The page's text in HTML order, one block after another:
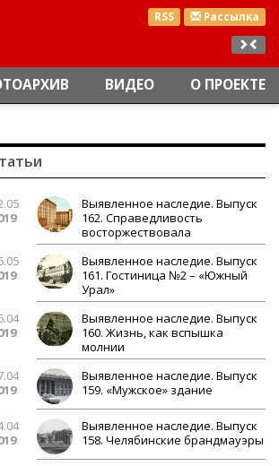
RSS Рассылка
ВИДЕО О ПРОЕКТЕ
Выявленное наследие. Выпуск
162. Справедливость
восторжествовала
Выявленное наследие. Выпуск
161. Гостиница №2 – «Южный
Урал»
Выявленное наследие. Выпуск
160. Жизнь, как вспышка
молнии
Выявленное наследие. Выпуск
159. «Мужское» здание
Выявленное наследие. Выпуск
158. Челябинские брандмауэры